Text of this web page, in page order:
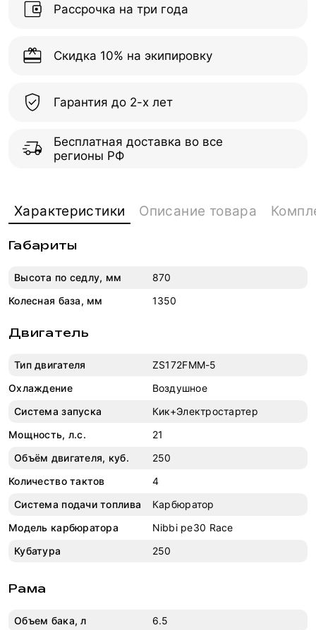
Рассрочка на три года
Скидка 10% на экипировку
Гарантия до 2-х лет
Бесплатная доставка во все
регионы РФ
Характеристики Описание товара
Габариты
Высота по седлу, мм
870
Колесная база, мм
1350
Двигатель
Тип двигателя
ZS172FMM-5
Охлаждение
Воздушное
Система запуска
Кик+Электростартер
Мощность, л.с.
21
Объём двигателя, куб.
250
Количество тактов
4
Система подачи топлива
Карбюратор
Модель карбюратора
Nibbi pe30 Race
Кубатура
250
Рама
Объем бака, л
6.5